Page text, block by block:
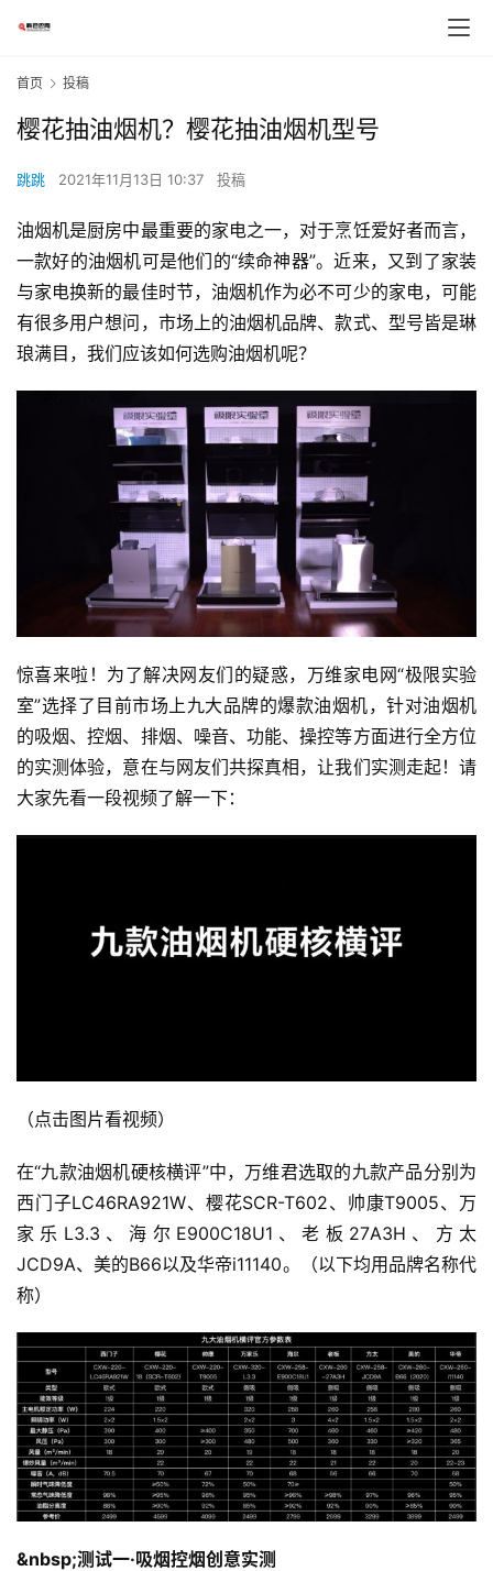
首页 投稿
樱花抽油烟机？樱花抽油烟机型号
跳跳 2021年11月13日 10:37 投稿
油烟机是厨房中最重要的家电之一，对于烹饪爱好者而言，
一款好的油烟机可是他们的“续命神器”。近来，又到了家装
与家电换新的最佳时节，油烟机作为必不可少的家电，可能
有很多用户想问，市场上的油烟机品牌、款式、型号皆是琳
琅满目，我们应该如何选购油烟机呢？
惊喜来啦！为了解决网友们的疑惑，万维家电网“极限实验
室”选择了目前市场上九大品牌的爆款油烟机，针对油烟机
的吸烟、控烟、排烟、噪音、功能、操控等方面进行全方位
的实测体验，意在与网友们共探真相，让我们实测走起！请
大家先看一段视频了解一下：
（点击图片看视频）
在“九款油烟机硬核横评”中，万维君选取的九款产品分别为
西门子LC46RA921W、樱花SCR-T602、帅康T9005、万
家乐L3.3、海尔E900C18U1、老板27A3H、方太
JCD9A、美的B66以及华帝i11140。（以下均用品牌名称代
称）
&nbsp;测试一·吸烟控烟创意实测